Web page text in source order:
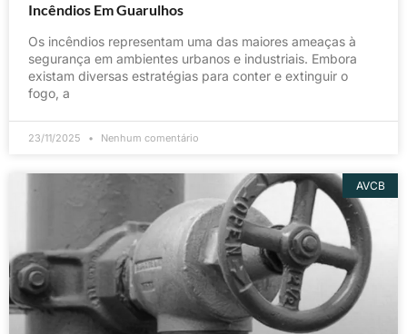
Incêndios Em Guarulhos
Os incêndios representam uma das maiores ameaças à
segurança em ambientes urbanos e industriais. Embora
existam diversas estratégias para conter e extinguir o
fogo, a
23/11/2025 Nenhum comentário
AVCB